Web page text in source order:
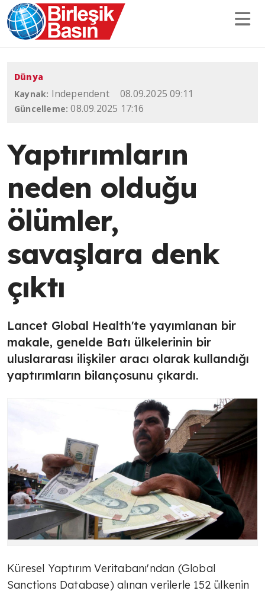
Dünya
Kaynak: Independent 08.09.2025 09:11
Güncelleme:08.09.2025 17:16
Yaptırımların
neden olduğu
ölümler,
savaşlara denk
çıktı
Lancet Global Health'te yayımlanan bir
makale, genelde Batı ülkelerinin bir
uluslararası ilişkiler aracı olarak kullandığı
yaptırımların bilançosunu çıkardı.
Küresel Yaptırım Veritabanı'ndan (Global
Sanctions Database) alınan verilerle 152 ülkenin